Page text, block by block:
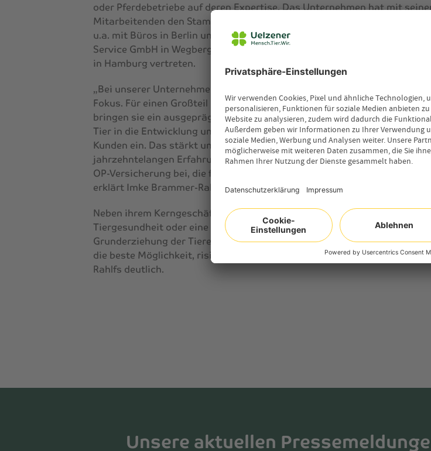
oder Pferdebetriebe auf deren Expertise. Das Unternehmen hat mit
Mitarbeitenden den Stammsitz im niedersächsischen Uelzen. Darüber
u.a. mit Büros in Berlin und Hamburg sowie mit den
Service GmbH in Wegberg, Deine Tierwelt GmbH in Hannover und Cleo &
in Hamburg vertreten.
„Bei unserer Unternehmensphilosophie steht das Wohl von Mensch und
Fokus. Für einen Großteil unserer Mitarbeitenden gehören Tiere zur
bringen sie ein ausgeprägtes Verständnis des Zusammenlebens von
Tier in die Entwicklung unserer Produkte und in die Beratung unserer
Kunden ein. Das stärkt unsere Innovationskraft und trägt neben unserer
jahrzehntelangen Erfahrung mit zu der Entwicklung von Produkten wie
OP-Versicherung bei, die für die Versicherungs-Branche Standards
erklärt Imke Brammer-Rahlfs, Vorstandsvorsitzende der Uelzener
Neben ihrem Kerngeschäft engagiert sich die Uelzener unter anderem für
Tiergesundheit oder eine tiergerechte Ausbildung von Hund und Pferd.
Grunderziehung der Tiere trägt zum verständnisvollen Miteinander bei
die beste Möglichkeit, risikoreichen Situationen vorzubeugen“, macht
Rahlfs deutlich.
Unsere aktuellen